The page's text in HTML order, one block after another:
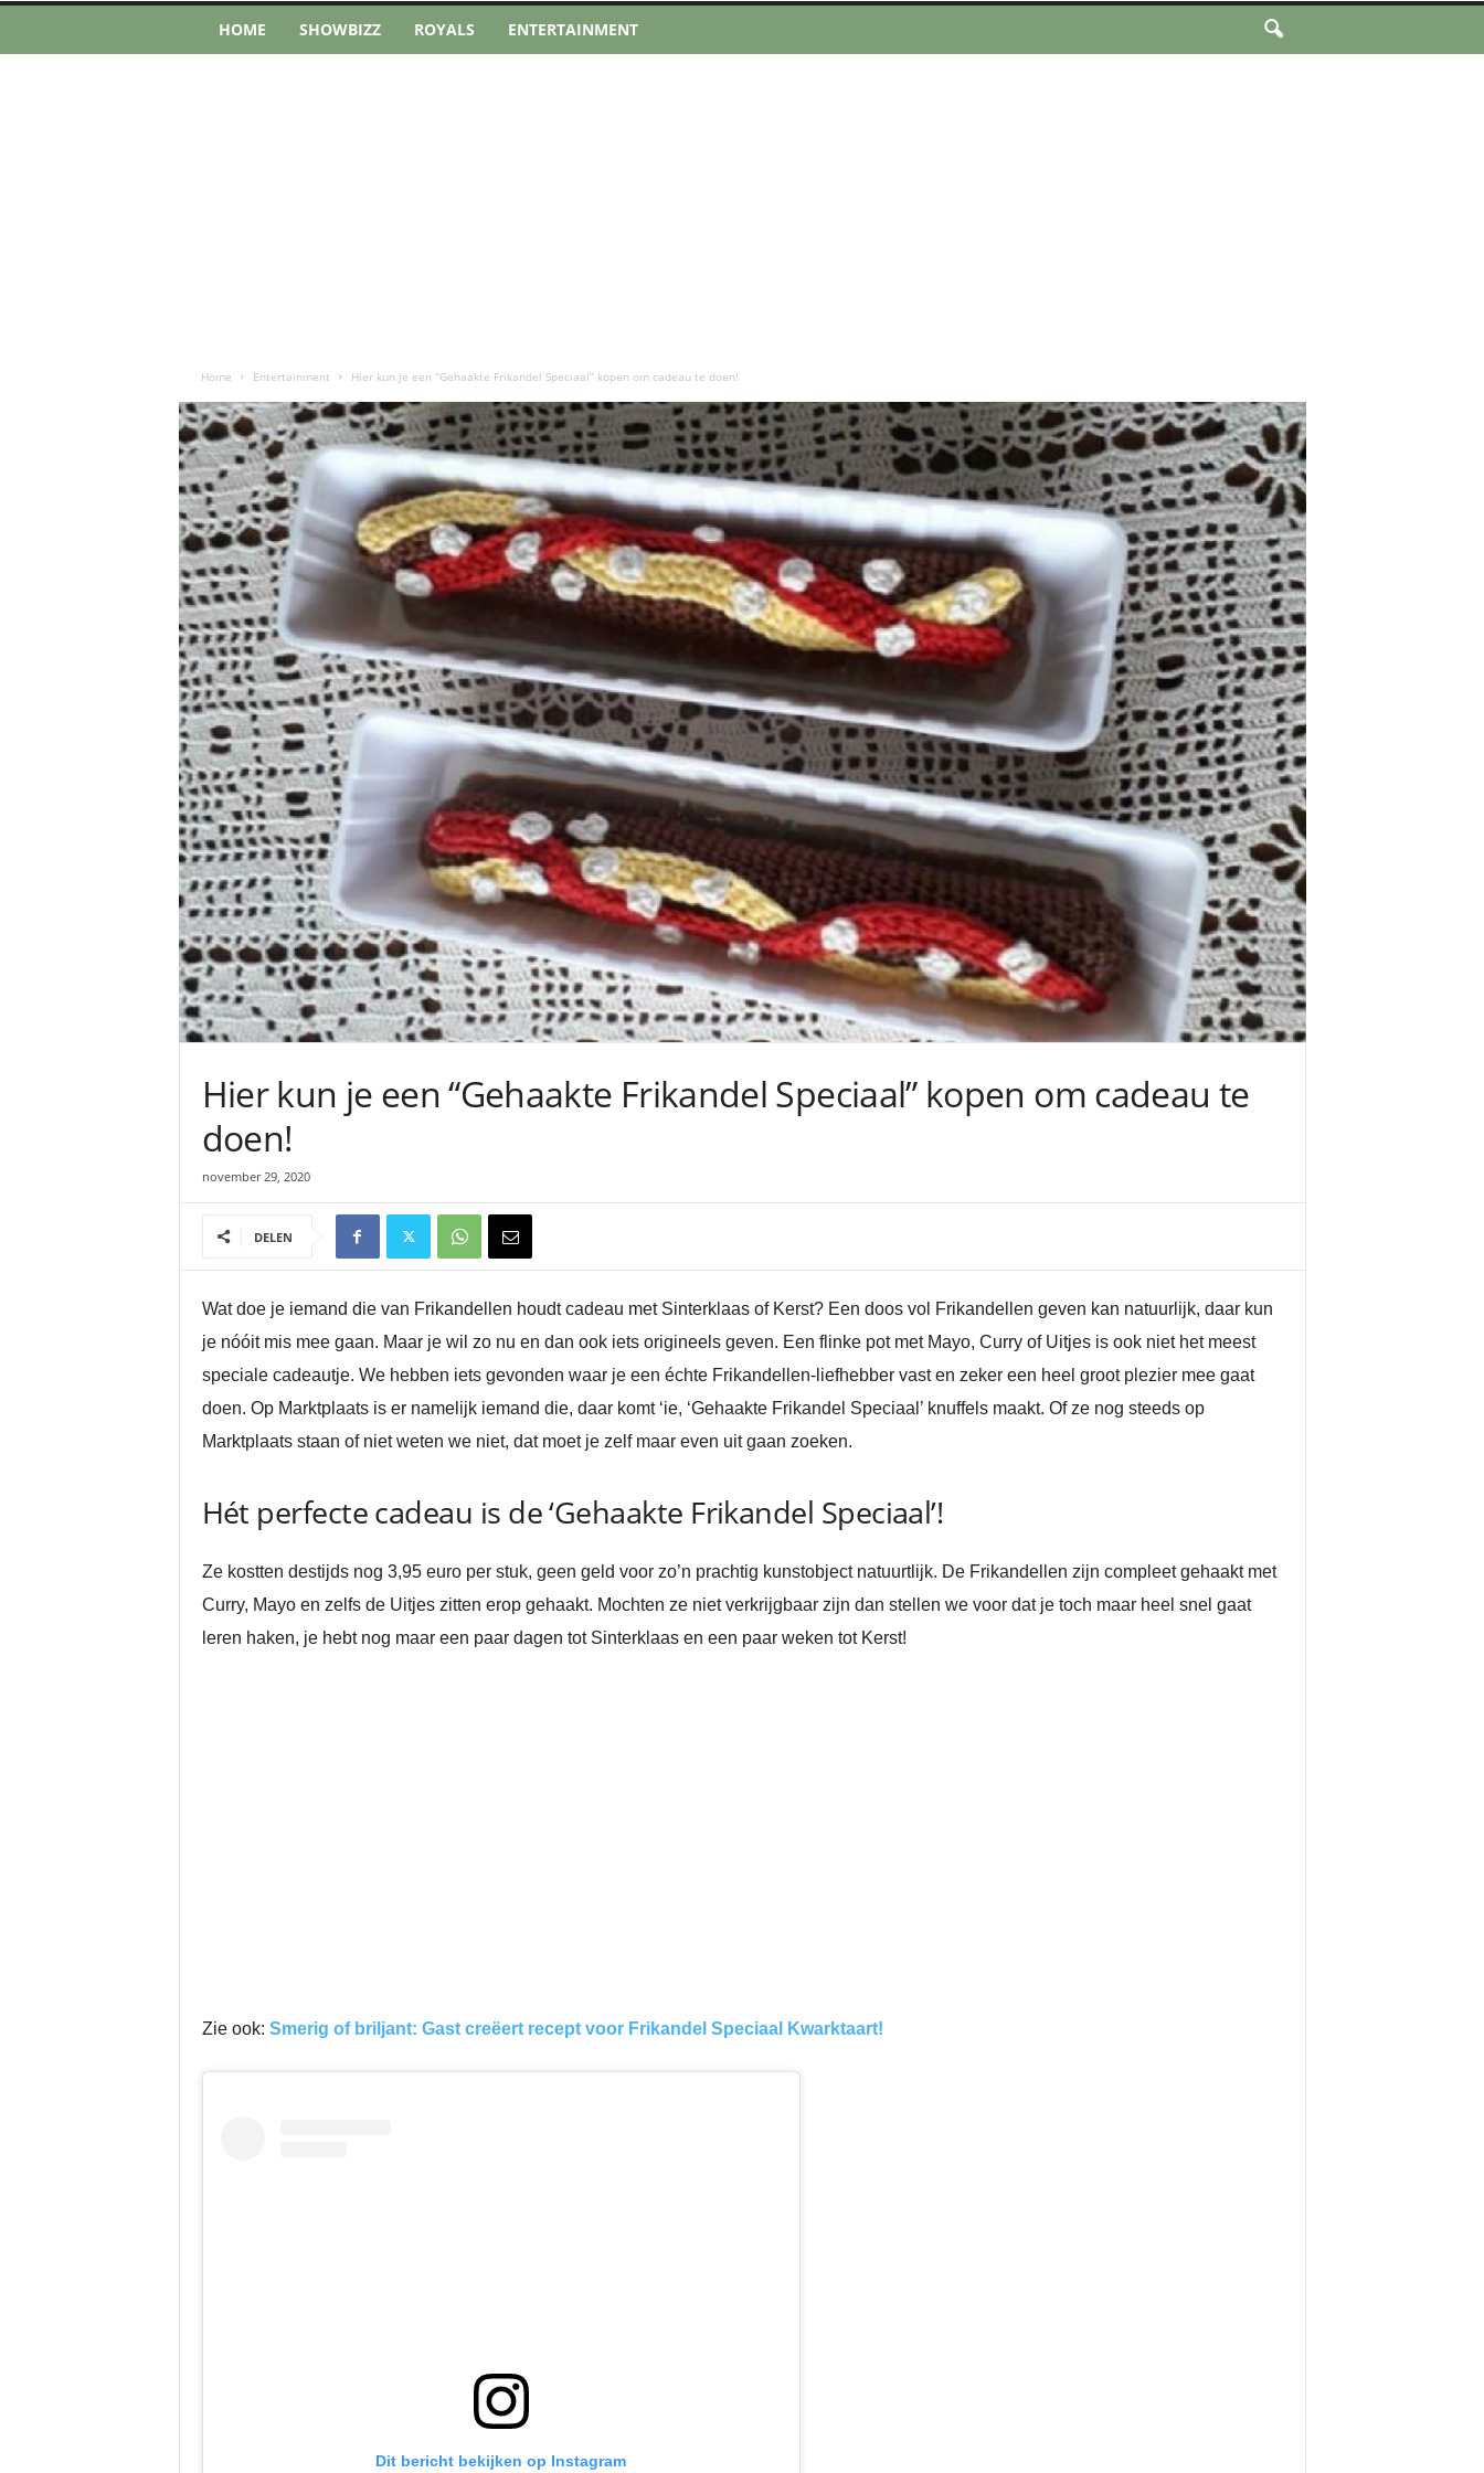
HOME SHOWBIZZ ROYALS ENTERTAINMENT
Home Entertainment Hier kun je een “Gehaakte Frikandel Speciaal” kopen om cadeau te doen!
Hier kun je een “Gehaakte Frikandel Speciaal” kopen om cadeau te
doen!
november 29, 2020
DELEN
Wat doe je iemand die van Frikandellen houdt cadeau met Sinterklaas of Kerst? Een doos vol Frikandellen geven kan natuurlijk, daar kun
je nóóit mis mee gaan. Maar je wil zo nu en dan ook iets origineels geven. Een flinke pot met Mayo, Curry of Uitjes is ook niet het meest
speciale cadeautje. We hebben iets gevonden waar je een échte Frikandellen-liefhebber vast en zeker een heel groot plezier mee gaat
doen. Op Marktplaats is er namelijk iemand die, daar komt ‘ie, ‘Gehaakte Frikandel Speciaal’ knuffels maakt. Of ze nog steeds op
Marktplaats staan of niet weten we niet, dat moet je zelf maar even uit gaan zoeken.
Hét perfecte cadeau is de ‘Gehaakte Frikandel Speciaal’!
Ze kostten destijds nog 3,95 euro per stuk, geen geld voor zo’n prachtig kunstobject natuurtlijk. De Frikandellen zijn compleet gehaakt met
Curry, Mayo en zelfs de Uitjes zitten erop gehaakt. Mochten ze niet verkrijgbaar zijn dan stellen we voor dat je toch maar heel snel gaat
leren haken, je hebt nog maar een paar dagen tot Sinterklaas en een paar weken tot Kerst!
Zie ook: Smerig of briljant: Gast creëert recept voor Frikandel Speciaal Kwarktaart!
Dit bericht bekijken op Instagram